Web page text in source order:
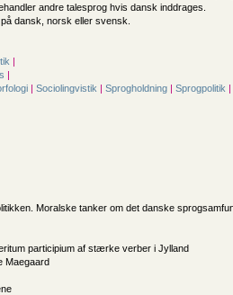
andre talesprog hvis dansk inddrages.
dansk, norsk eller svensk.
|
|
| Sociolingvistik | Sprogholdning | Sprogpolitik |
Moralske tanker om det danske
participium af stærke verber i Jylland
Maegaard